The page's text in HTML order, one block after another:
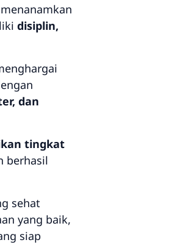
disiplin,
dan
tingkat
berhasil
sehat
yang baik,
siap